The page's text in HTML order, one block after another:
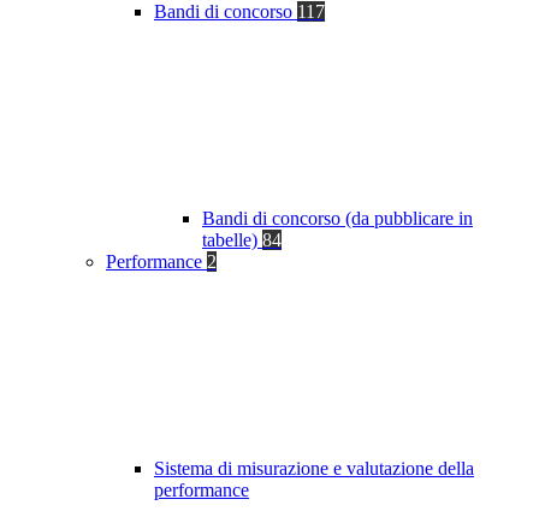
Bandi di concorso 117
Bandi di concorso (da pubblicare in
tabelle) 84
Performance 2
Sistema di misurazione e valutazione della
performance